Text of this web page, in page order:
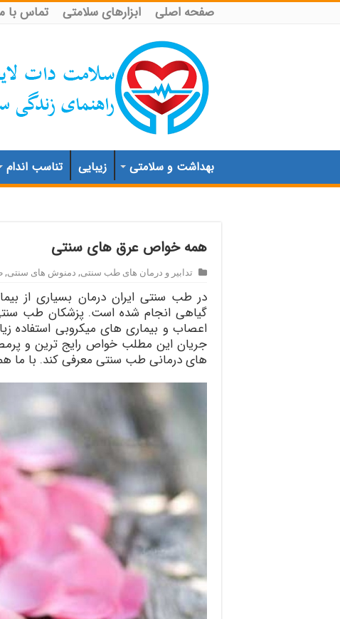
صفحه اصلی ابزارهای سلامتی تماس با
بهداشت و سلامتی زیبایی تناسب اندام
همه خواص عرق های سنتی
تدابیر و درمان های طب سنتی, دمنوش های سنتی,
در طب سنتی ایران درمان بسیاری از
گیاهی انجام شده است. پزشکان طب
اعصاب و بیماری های میکروبی استفاده
جریان این مطلب خواص رایج ترین و
های درمانی طب سنتی معرفی کند. با ما